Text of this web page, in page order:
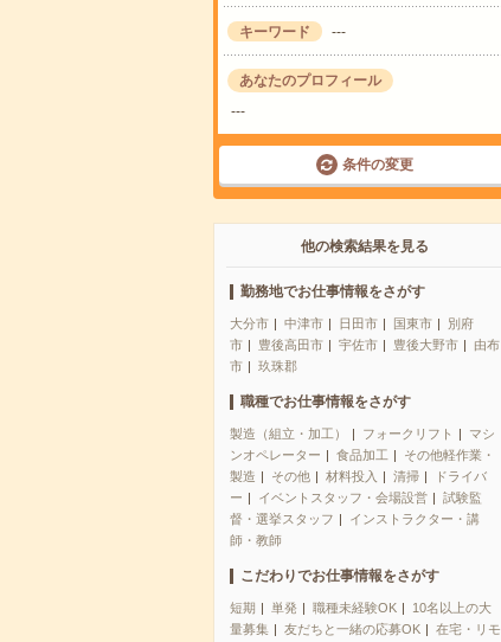
キーワード ---
あなたのプロフィール
---
条件の変更
他の検索結果を見る
勤務地でお仕事情報をさがす
大分市 中津市 日田市 国東市
別府
市
豊後高田市 宇佐市 豊後大野市
由布
市
玖珠郡
職種でお仕事情報をさがす
製造（組立・加工） フォークリフト
マシ
ンオペレーター
食品加工
その他軽作業・
製造
その他 材料投入 清掃
ドライバ
ー
イベントスタッフ・会場設営
試験監
督・選挙スタッフ
インストラクター・講
師・教師
こだわりでお仕事情報をさがす
短期 単発 職種未経験OK
10名以上の大
量募集
友だちと一緒の応募OK
在宅・リモ